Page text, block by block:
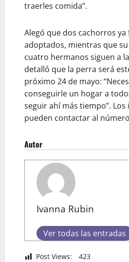
traerles comida”.
Alegó que dos cachorros ya
adoptados, mientras que
cuatro hermanos siguen a
detalló que la perra será
próximo 24 de mayo:
conseguirle un hogar a
seguir ahí más tiempo”.
pueden contactar al
Autor
Ivanna Rubin
Ver todas las entradas
Post Views: 423